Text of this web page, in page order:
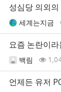
성심당 의외
세계는지금
요즘 논란이라
백림
언제든 유저